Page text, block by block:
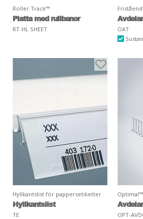
Roller Track™
Platta med rullbanor
RT-HL SHEET
OAT
Hyllkantslist för pappersetiketter
Hyllkantslist
TE
Optimal™
OPT-